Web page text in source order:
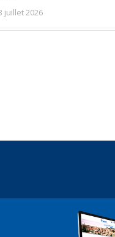
juillet 2026